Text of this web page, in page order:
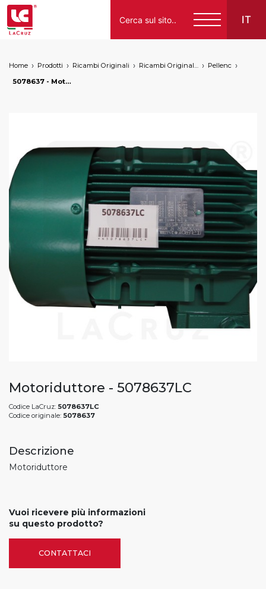
IT
Italiano
Deutsch
Home Prodotti Ricambi Originali Ricambi Originali Nuovo
Pellenc
5078637 - Motoriduttore, markets: []string{"A", "B", "HU"}
Motoriduttore - 5078637LC
Codice LaCruz: 5078637LC
Codice originale: 5078637
Descrizione
Motoriduttore
Vuoi ricevere più informazioni
su questo prodotto?
CONTATTACI